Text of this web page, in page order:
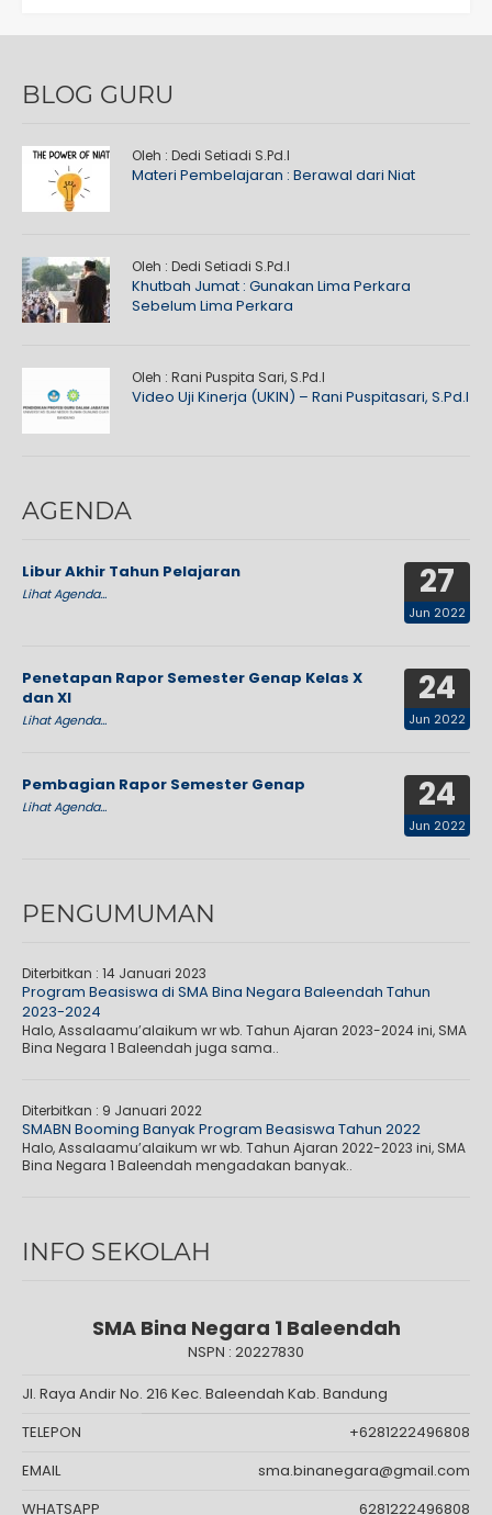
BLOG GURU
Oleh : Dedi Setiadi S.Pd.I
Materi Pembelajaran : Berawal dari Niat
Oleh : Dedi Setiadi S.Pd.I
Khutbah Jumat : Gunakan Lima Perkara
Sebelum Lima Perkara
Oleh : Rani Puspita Sari, S.Pd.I
Video Uji Kinerja (UKIN) – Rani Puspitasari, S.Pd.I
AGENDA
27
Jun 2022
Libur Akhir Tahun Pelajaran
Lihat Agenda...
24
Jun 2022
Penetapan Rapor Semester Genap Kelas X
dan XI
Lihat Agenda...
24
Jun 2022
Pembagian Rapor Semester Genap
Lihat Agenda...
PENGUMUMAN
Diterbitkan : 14 Januari 2023
Program Beasiswa di SMA Bina Negara Baleendah Tahun
2023-2024
Halo, Assalaamu’alaikum wr wb. Tahun Ajaran 2023-2024 ini, SMA
Bina Negara 1 Baleendah juga sama..
Diterbitkan : 9 Januari 2022
SMABN Booming Banyak Program Beasiswa Tahun 2022
Halo, Assalaamu’alaikum wr wb. Tahun Ajaran 2022-2023 ini, SMA
Bina Negara 1 Baleendah mengadakan banyak..
INFO SEKOLAH
SMA Bina Negara 1 Baleendah
NSPN : 20227830
Jl. Raya Andir No. 216 Kec. Baleendah Kab. Bandung
TELEPON
+6281222496808
EMAIL
sma.binanegara@gmail.com
WHATSAPP
6281222496808